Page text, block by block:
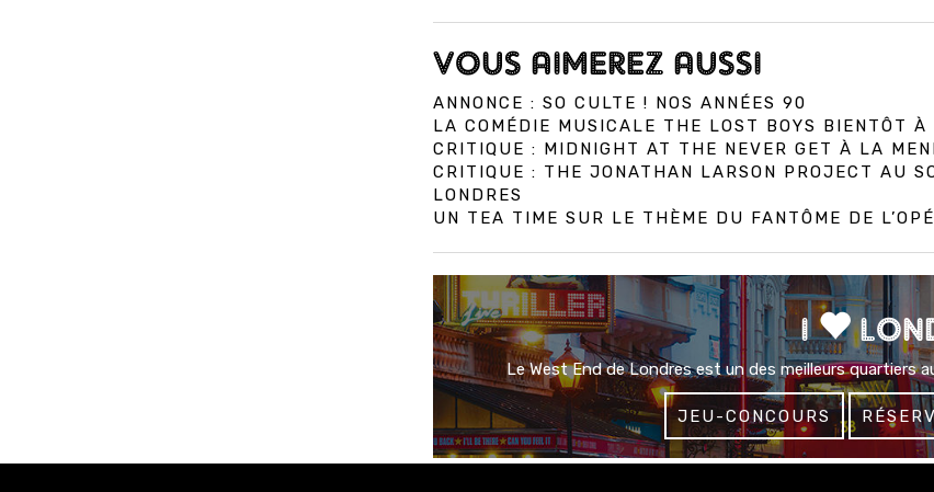
VOUS AIMEREZ AUSSI
ANNONCE : SO CULTE ! NOS ANNÉES 90
LA COMÉDIE MUSICALE THE LOST BOYS BIENTÔT À
CRITIQUE : MIDNIGHT AT THE NEVER GET À LA
CRITIQUE : THE JONATHAN LARSON PROJECT AU
LONDRES
UN TEA TIME SUR LE THÈME DU FANTÔME DE
I
Le West End de Londres est un des meilleurs quartiers
JEU-CONCOURS